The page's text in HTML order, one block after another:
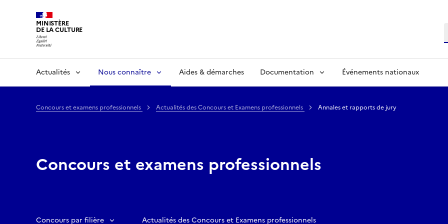
MINISTÈRE
DE LA CULTURE
Actualités Nous connaître Aides & démarches Documentation Événements nationaux
Concours et examens professionnels Actualités des Concours et Examens professionnels Annales et rapports de jury
Concours et examens professionnels
Concours par filière Actualités des Concours et Examens professionnels